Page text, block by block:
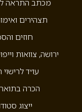
מכתב התראה
תצהירים
חוזים
ירושה, צוואות
עו״ד
הכרה
ייצוג